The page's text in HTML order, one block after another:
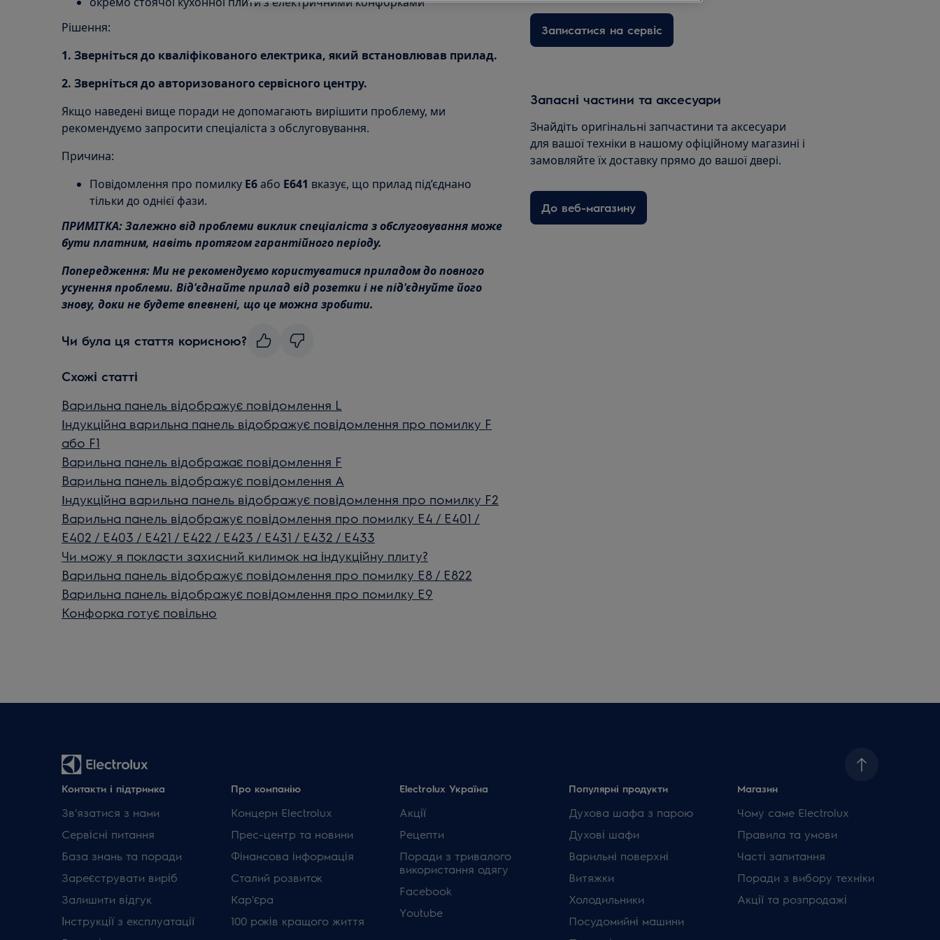
Рішення:
1. Зверніться до кваліфікованого електрика, який встановлював прилад.
2. Зверніться до авторизованого сервісного центру.
Якщо наведені вище поради не допомагають вирішити проблему, ми
рекомендуємо запросити спеціаліста з обслуговування.
Причина:
Повідомлення про помилку E6або E641 вказує, що прилад під’єднано
тільки до однієї фази.
ПРИМІТКА: Залежно від проблеми виклик спеціаліста з обслуговування може
бути платним, навіть протягом гарантійного періоду.
Попередження: Ми не рекомендуємо користуватися приладом до повного
усунення проблеми. Від'єднайте прилад від розетки і не під'єднуйте його
знову, доки не будете впевнені, що це можна зробити.
Чи була ця стаття корисною?
Схожі статті
Варильна панель відображує повідомлення L
Індукційна варильна панель відображує повідомлення про помилку F
або F1
Варильна панель відображає повідомлення F
Варильна панель відображує повідомлення А
Індукційна варильна панель відображує повідомлення про помилку F2
Варильна панель відображує повідомлення про помилку E4 / E401 /
E402 / E403 / E421 / E422 / E423 / E431 / E432 / E433
Чи можу я покласти захисний килимок на індукційну плиту?
Варильна панель відображує повідомлення про помилку E8 / E822
Варильна панель відображує повідомлення про помилку E9
Конфорка готує повільно
Записатися на сервіс
Запасні частини та аксесуари
Знайдіть оригінальні запчастини та аксесуари
для вашої техніки в нашому офіційному магазині і
замовляйте їх доставку прямо до вашої двері.
До веб-магазину
Контакти і підтримка
Зв'язатися з нами
Сервісні питання
База знань та поради
Зареєструвати виріб
Залишити відгук
Інструкції з експлуатації
Про компанію
Концерн Electrolux
Прес-центр та новини
Фінансова інформація
Сталий розвиток
Кар'єра
100 років кращого життя
Electrolux Україна
Акції
Рецепти
Поради з тривалого
використання одягу
Facebook
Youtube
Популярні продукти
Духова шафа з парою
Духові шафи
Варильні поверхні
Витяжки
Холодильники
Посудомийні машини
Магазин
Чому саме Electrolux
Правила та умови
Часті запитання
Поради з вибору техніки
Акції та розпродажі